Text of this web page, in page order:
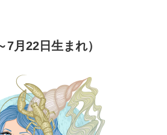
7月22日生まれ）